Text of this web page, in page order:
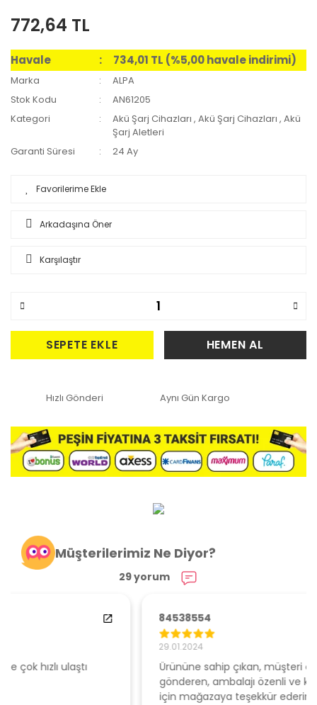
772,64 TL
Havale 734,01 TL (%5,00 havale indirimi)
Marka
ALPA
Stok Kodu
AN61205
Kategori
Akü Şarj Cihazları ,Akü Şarj Cihazları ,Akü
Şarj Aletleri
Garanti Süresi
24 Ay
Arkadaşına Öner
Karşılaştır
SEPETE EKLE HEMEN AL
Hızlı Gönderi Aynı Gün Kargo
Müşterilerimiz Ne Diyor?
29 yorum
Ürününe sahip çıkan, müşteri odaklı açıklamalar ile
gönderen, ambalajı özenli ve kaliteli , hızlı gönderi
için mağazaya teşekkür ederim